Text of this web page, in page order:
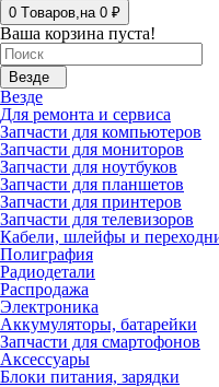
0 Tоваров,на 0 ₽
Ваша корзина пуста!
Везде
Везде
Для ремонта и сервиса
Запчасти для компьютеров
Запчасти для мониторов
Запчасти для ноутбуков
Запчасти для планшетов
Запчасти для принтеров
Запчасти для телевизоров
Кабели, шлейфы и
Полиграфия
Радиодетали
Распродажа
Электроника
Аккумуляторы, батарейки
Запчасти для смартофонов
Аксессуары
Блоки питания, зарядки